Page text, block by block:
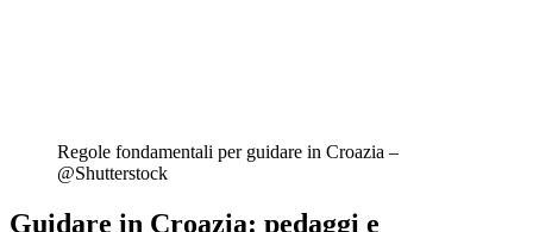
Regole fondamentali per guidare in Croazia –
@Shutterstock
Guidare in Croazia: pedaggi e